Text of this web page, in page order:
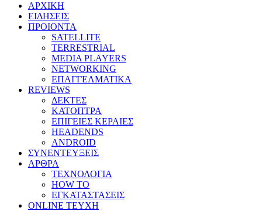
ΑΡΧΙΚΗ
ΕΙΔΗΣΕΙΣ
ΠΡΟΙΟΝΤΑ
SATELLITE
TERRESTRIAL
MEDIA PLAYERS
NETWORKING
ΕΠΑΓΓΕΛΜΑΤΙΚΑ
REVIEWS
ΔΕΚΤΕΣ
ΚΑΤΟΠΤΡΑ
ΕΠΙΓΕΙΕΣ ΚΕΡΑΙΕΣ
HEADENDS
ANDROID
ΣΥΝΕΝΤΕΥΞΕΙΣ
ΑΡΘΡΑ
ΤΕΧΝΟΛΟΓΙΑ
HOW TO
ΕΓΚΑΤΑΣΤΑΣΕΙΣ
ONLINE TEYXH